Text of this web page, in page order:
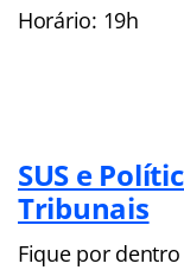
Horário: 19h
SUS e
Tribunais
Fique por